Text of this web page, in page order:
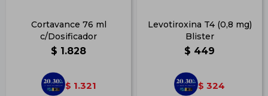
Cortavance 76 ml
c/Dosificador
$ 1.828
$ 1.321
Levotiroxina T4 (0,8 mg)
Blister
$ 449
$ 324